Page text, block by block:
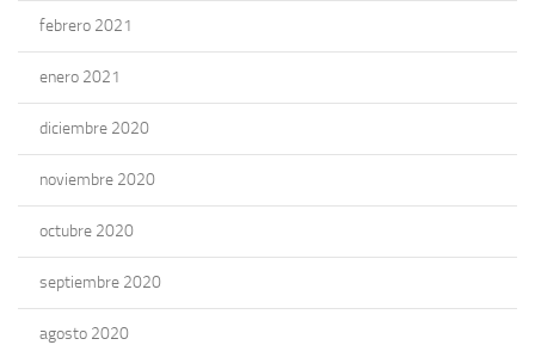
febrero 2021
enero 2021
diciembre 2020
noviembre 2020
octubre 2020
septiembre 2020
agosto 2020